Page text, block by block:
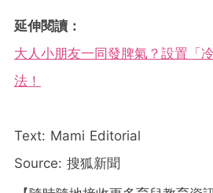
延伸閱讀：
大人小朋友一同發脾氣？設置「
法！
Text: Mami Editorial
Source: 搜狐新聞